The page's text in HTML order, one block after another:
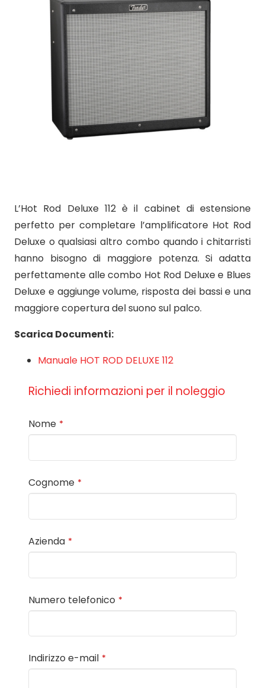
L’Hot Rod Deluxe 112 è il cabinet di estensione
perfetto per completare l’amplificatore Hot Rod
Deluxe o qualsiasi altro combo quando i chitarristi
hanno bisogno di maggiore potenza. Si adatta
perfettamente alle combo Hot Rod Deluxe e Blues
Deluxe e aggiunge volume, risposta dei bassi e una
maggiore copertura del suono sul palco.
Scarica Documenti:
Manuale HOT ROD DELUXE 112
Richiedi informazioni per il noleggio
Nome *
Cognome *
Azienda *
Numero telefonico *
Indirizzo e-mail *